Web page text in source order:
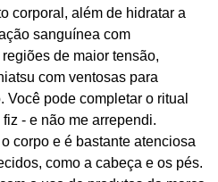
corporal, além de hidratar a
sanguínea com
de maior tensão,
com ventosas para
Você pode completar o ritual
- e não me arrependi.
corpo e é bastante atenciosa
como a cabeça e os pés.